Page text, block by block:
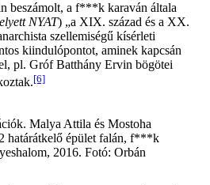
beszámolt, a f***k karaván általa
NYAT) „a XIX. század és a XX.
szellemiségű kísérleti
kiindulópontot, aminek kapcsán
pl. Gróf Batthány Ervin bögötei
[6]
Malya Attila és Mostoha
határátkelő épület falán, f***k
2016. Fotó: Orbán